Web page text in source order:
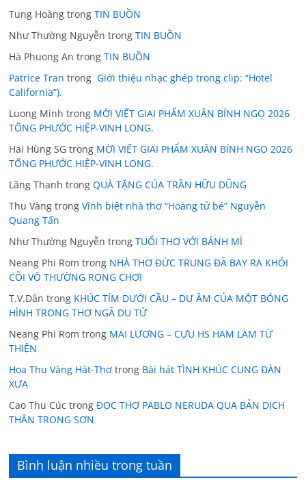
Tung Hoàng trongTIN BUỒN
Như Thường Nguyễn trongTIN BUỒN
Hà Phuong An trongTIN BUỒN
Patrice Tran trong Giới thiệu nhạc ghép trong clip: “Hotel
California”).
Luong Minh trong MỜI VIẾT GIAI PHẨM XUÂN BÍNH NGỌ 2026
TỐNG PHƯỚC HIỆP-VINH LONG.
Hai Hùng SG trong MỜI VIẾT GIAI PHẨM XUÂN BÍNH NGỌ 2026
TỐNG PHƯỚC HIỆP-VINH LONG.
Lãng Thanh trongQUÀ TẶNG CỦA TRẦN HỮU DŨNG
Thu Vàng trongVĩnh biệt nhà thơ “Hoàng tử bé” Nguyễn
Quang Tấn
Như Thường Nguyễn trongTUỔI THƠ VỚI BÁNH MÌ
Neang Phi Rom trong NHÀ THƠ ĐỨC TRUNG ĐÃ BAY RA KHỎI
CÕI VÔ THƯỜNG RONG CHƠI
T.V.Dân trong KHÚC TÍM DƯỚI CẦU – DƯ ÂM CỦA MỘT BÓNG
HÌNH TRONG THƠ NGÃ DU TỬ
Neang Phi Rom trong MAI LƯƠNG – CỰU HS HAM LÀM TỪ
THIỆN
Hoa Thu Vàng Hát-Thơ trong Bài hát TÌNH KHÚC CUNG ĐÀN
XƯA
Cao Thu Cúc trongĐỌC THƠ PABLO NERUDA QUA BẢN DỊCH
THÂN TRONG SƠN
Bình luận nhiều trong tuần